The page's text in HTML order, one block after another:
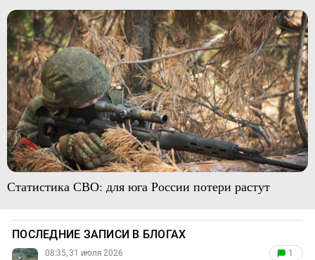
Статистика СВО: для юга России потери растут
ПОСЛЕДНИЕ ЗАПИСИ В БЛОГАХ
08:35, 31 июля 2026 1